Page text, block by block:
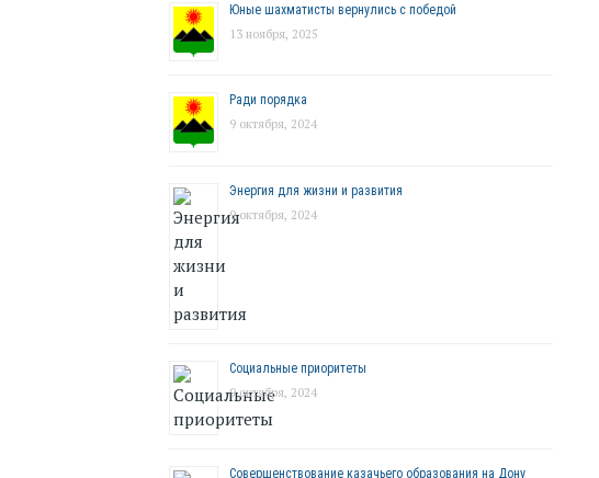
Юные шахматисты вернулись с победой
13 ноября, 2025
Ради порядка
9 октября, 2024
Энергия для жизни и развития
9 октября, 2024
Социальные приоритеты
9 октября, 2024
Совершенствование казачьего образования на Дону